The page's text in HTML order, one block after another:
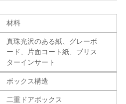
材料
真珠光沢のある紙、グレーボ
ード、片面コート紙、ブリス
ターインサート
ボックス構造
二重ドアボックス